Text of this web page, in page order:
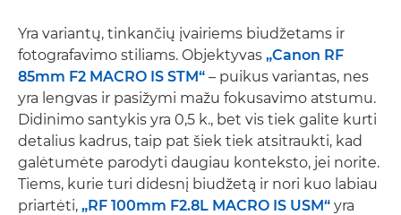
Yra variantų, tinkančių įvairiems biudžetams ir
fotografavimo stiliams. Objektyvas „Canon RF
85mm F2 MACRO IS STM“ – puikus variantas, nes
yra lengvas ir pasižymi mažu fokusavimo atstumu.
Didinimo santykis yra 0,5 k., bet vis tiek galite kurti
detalius kadrus, taip pat šiek tiek atsitraukti, kad
galėtumėte parodyti daugiau konteksto, jei norite.
Tiems, kurie turi didesnį biudžetą ir nori kuo labiau
priartėti, „RF 100mm F2.8L MACRO IS USM“ yra